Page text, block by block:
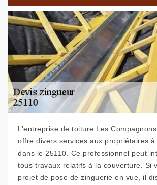
L’entreprise de toiture Les
offre divers services aux propriétaires à
dans le 25110. Ce professionnel peut
tous travaux relatifs à la couverture. Si
projet de pose de zinguerie en vue, il